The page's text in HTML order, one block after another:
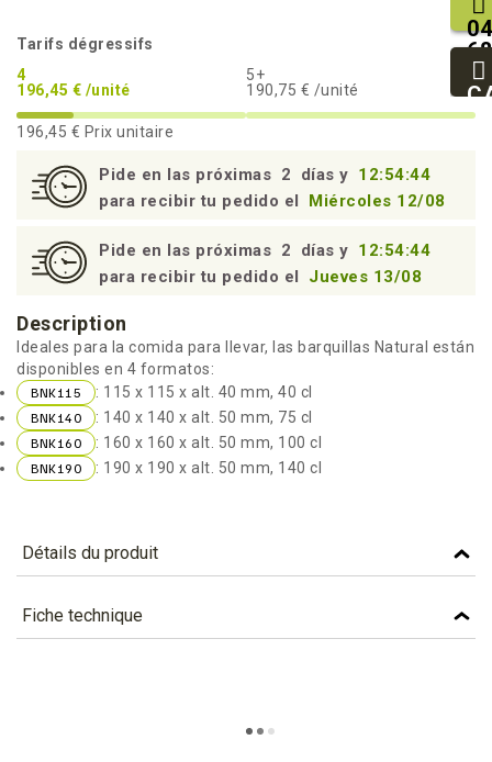
Tarifs dégressifs
4
196,45 € /unité
5+
190,75 € /unité
196,45 € Prix unitaire
Pide en las próximas 2 días y 12:54:43
para recibir tu pedido el
Miércoles 12/08
Pide en las próximas 2 días y 12:54:43
para recibir tu pedido el
Jueves 13/08
Description
Ideales para la comida para llevar, las barquillas Natural están
disponibles en 4 formatos:
BNK115 : 115 x 115 x alt. 40 mm, 40 cl
BNK140 : 140 x 140 x alt. 50 mm, 75 cl
BNK160 : 160 x 160 x alt. 50 mm, 100 cl
BNK190 : 190 x 190 x alt. 50 mm, 140 cl
Détails du produit
Référence BNK140
Caractéristiques
Fiche technique
04
68
25
93
94